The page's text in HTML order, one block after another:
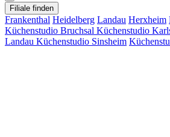
Filiale finden
Frankenthal Heidelberg Landau Herxheim
Küchenstudio Bruchsal Küchenstudio
Landau Küchenstudio Sinsheim